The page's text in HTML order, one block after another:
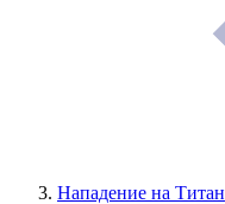
Нападение на Титан